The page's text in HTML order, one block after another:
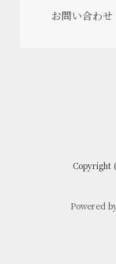
お問い合わせ
Copyright
Powered